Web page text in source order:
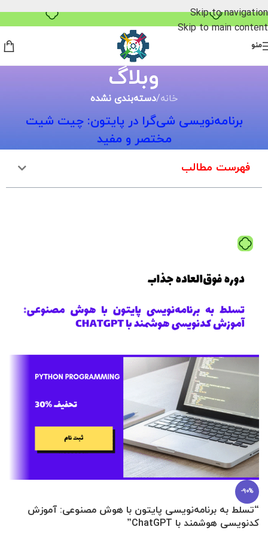
خرید قسطی با ترب‌پی
Skip to navigation
Skip to main content
منو
وبلاگ
خانه/دسته‌بندی نشده
برنامه‌نویسی شی‌گرا در پایتون: چیت شیت
مختصر و مفید
فهرست مطالب
-90%
“تسلط به برنامه‌نویسی پایتون با هوش مصنوعی: آموزش
کدنویسی هوشمند با ChatGPT”